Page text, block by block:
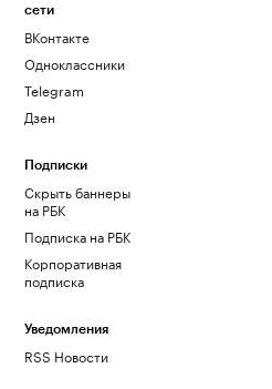
сети
ВКонтакте
Одноклассники
Telegram
Дзен
Подписки
Скрыть баннеры
на РБК
Подписка на РБК
Корпоративная
подписка
Уведомления
RSS Новости